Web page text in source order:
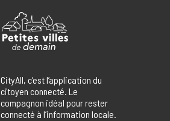
CityAll, c’est l’application du
citoyen connecté. Le
compagnon idéal pour rester
connecté à l’information locale.